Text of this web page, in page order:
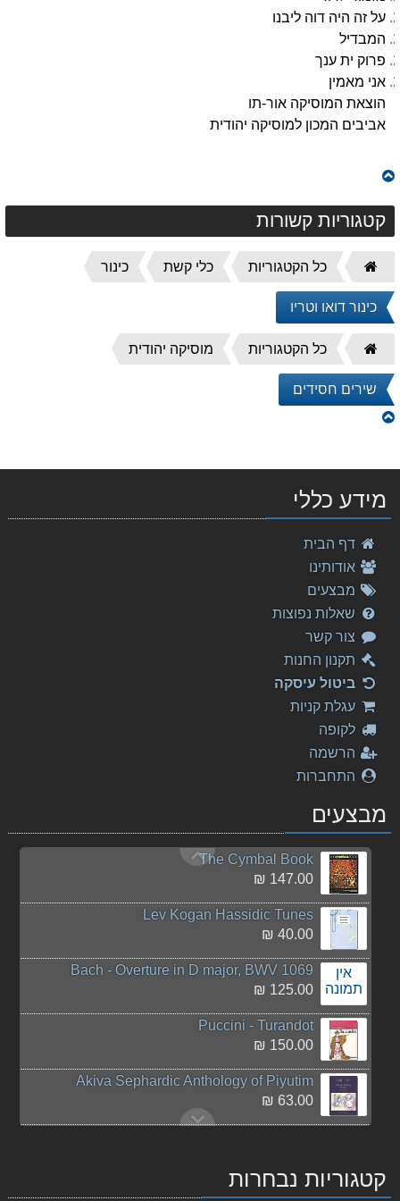
על זה היה דוה ליבנו
המבדיל
פרוק ית ענך
אני מאמין
הוצאת המוסיקה אור-תו
אביבים המכון למוסיקה יהודית
קטגוריות קשורות
דף
הבית
כל הקטגוריות כלי קשת כינור
כינור דואו וטריו
דף
הבית
כל הקטגוריות מוסיקה יהודית
שירים חסידים
מידע כללי
דף הבית
אודותינו
מבצעים
שאלות נפוצות
צור קשר
תקנון החנות
ביטול עיסקה
עגלת קניות
לקופה
הרשמה
התחברות
מבצעים
63.00 ₪
לדבר מוסיקה: סט של 6 ספרים
500.00 ₪
דניאל עקיבא - מלכות
25.00 ₪
פשוט לתופף
63.00 ₪
The Cymbal Book
147.00 ₪
Lev Kogan Hassidic Tunes
40.00 ₪
אין
תמונה
Bach - Overture in D major, BWV 1069
125.00 ₪
Puccini - Turandot
150.00 ₪
Akiva Sephardic Anthology of Piyutim
63.00 ₪
לדבר מוסיקה: סט של 6 ספרים
קטגוריות נבחרות